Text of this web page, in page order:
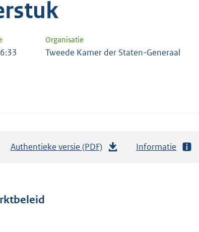
Organisatie
Tweede Kamer der Staten-Generaal
Authentieke versie (PDF) Informatie